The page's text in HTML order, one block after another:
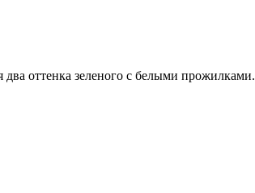
два оттенка зеленого с белыми прожилками.